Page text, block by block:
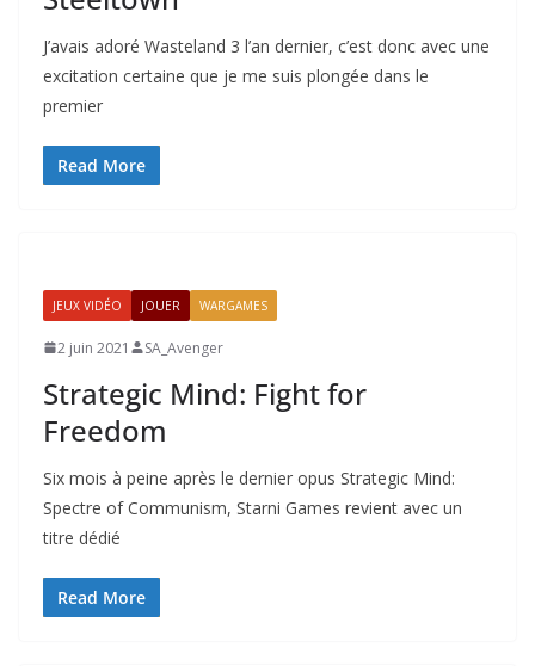
J’avais adoré Wasteland 3 l’an dernier, c’est donc avec une
excitation certaine que je me suis plongée dans le
premier
Read More
JEUX VIDÉO JOUER WARGAMES
2 juin 2021 SA_Avenger
Strategic Mind: Fight for
Freedom
Six mois à peine après le dernier opus Strategic Mind:
Spectre of Communism, Starni Games revient avec un
titre dédié
Read More